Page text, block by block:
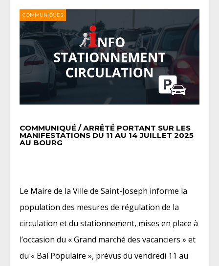
COMMUNIQUÉS
COMMUNIQUÉ / ARRÊTÉ PORTANT SUR LES
MANIFESTATIONS DU 11 AU 14 JUILLET 2025
AU BOURG
Le Maire de la Ville de Saint-Joseph informe la
population des mesures de régulation de la
circulation et du stationnement, mises en place à
l’occasion du « Grand marché des vacanciers » et
du « Bal Populaire », prévus du vendredi 11 au